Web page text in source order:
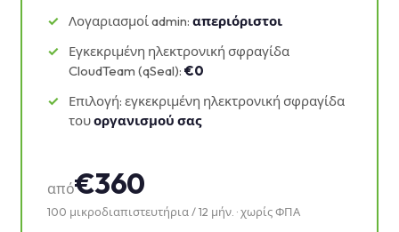
Λογαριασμοί admin: απεριόριστοι
Εγκεκριμένη ηλεκτρονική σφραγίδα
CloudTeam (qSeal): €0
Επιλογή: εγκεκριμένη ηλεκτρονική σφραγίδα
τουοργανισμού σας
από€360
100 μικροδιαπιστευτήρια / 12 μήν. · χωρίς ΦΠΑ